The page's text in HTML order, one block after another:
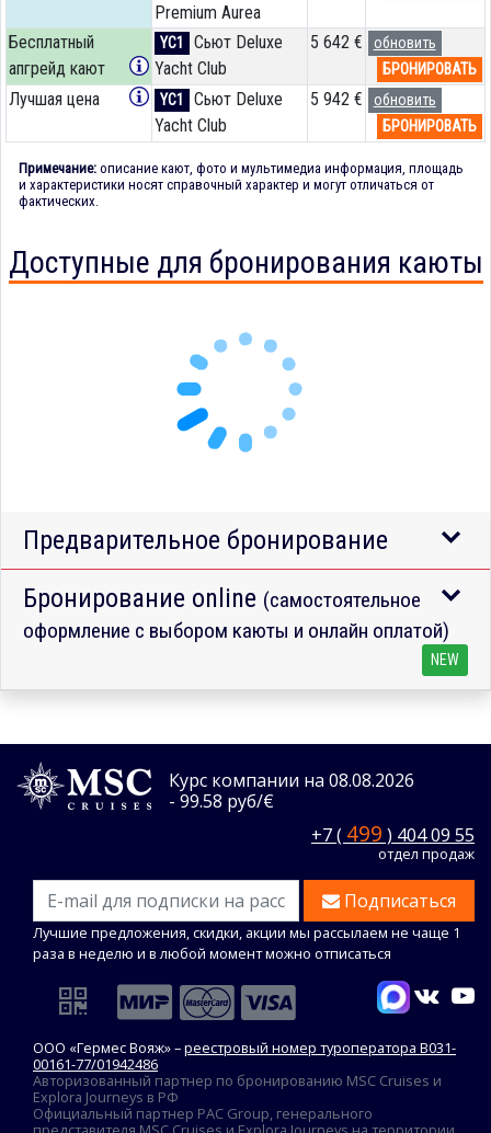
Premium Aurea
Бесплатный
апгрейд кают
YC1
Сьют Deluxe
Yacht Club
5 642 €
обновить
БРОНИРОВАТЬ
Лучшая цена YC1
Сьют Deluxe
Yacht Club
5 942 €
обновить
БРОНИРОВАТЬ
Примечание: описание кают, фото и мультимедиа информация, площадь
и характеристики носят справочный характер и могут отличаться от
фактических.
Доступные для бронирования каюты
Предварительное бронирование
Бронирование online (самостоятельное
оформление с выбором каюты и онлайн оплатой)
NEW
Курс компании на 08.08.2026
- 99.58 руб/€
+7 ( 499 ) 404 09 55
отдел продаж
Подписаться
Лучшие предложения, скидки, акции мы рассылаем не чаще 1
раза в неделю и в любой момент можно отписаться
ООО «Гермес Вояж» –реестровый номер туроператора В031-
00161-77/01942486
Авторизованный партнер по бронированию MSC Cruises и
Explora Journeys в РФ
Официальный партнер PAC Group, генерального